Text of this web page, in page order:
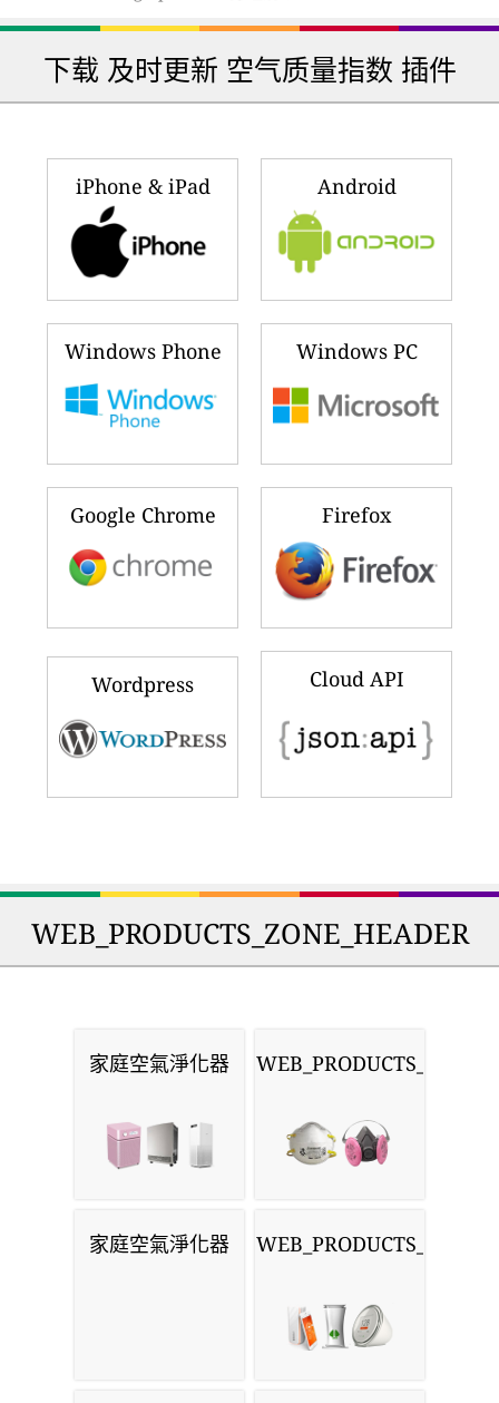
下载 及时更新 空气质量指数 插件
iPhone & iPad Android
Windows Phone Windows PC
Google Chrome Firefox
Wordpress Cloud API
WEB_PRODUCTS_ZONE_HEADER
家庭空氣淨化器 WEB_PRODUCTS_MASKS
家庭空氣淨化器